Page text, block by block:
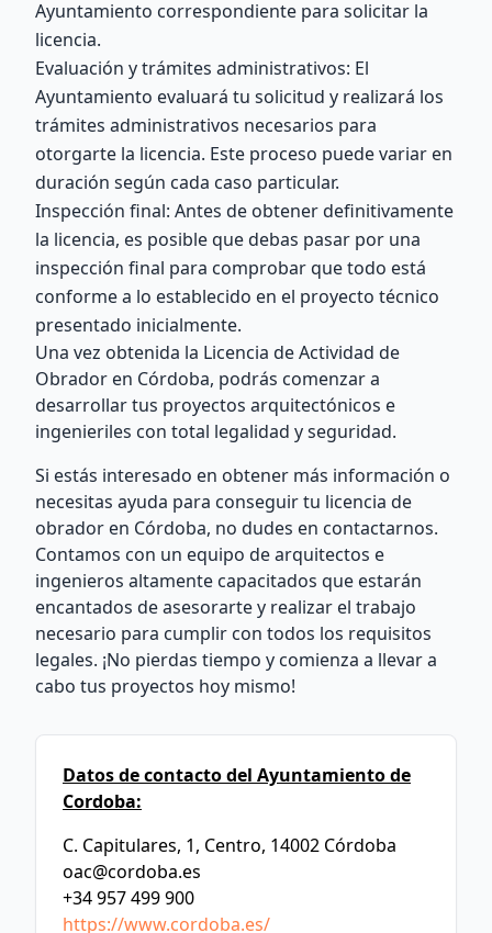
Ayuntamiento correspondiente para solicitar la
licencia.
Evaluación y trámites administrativos: El
Ayuntamiento evaluará tu solicitud y realizará los
trámites administrativos necesarios para
otorgarte la licencia. Este proceso puede variar en
duración según cada caso particular.
Inspección final: Antes de obtener definitivamente
la licencia, es posible que debas pasar por una
inspección final para comprobar que todo está
conforme a lo establecido en el proyecto técnico
presentado inicialmente.
Una vez obtenida la Licencia de Actividad de
Obrador en Córdoba, podrás comenzar a
desarrollar tus proyectos arquitectónicos e
ingenieriles con total legalidad y seguridad.
Si estás interesado en obtener más información o
necesitas ayuda para conseguir tu licencia de
obrador en Córdoba, no dudes en contactarnos.
Contamos con un equipo de arquitectos e
ingenieros altamente capacitados que estarán
encantados de asesorarte y realizar el trabajo
necesario para cumplir con todos los requisitos
legales. ¡No pierdas tiempo y comienza a llevar a
cabo tus proyectos hoy mismo!
Datos de contacto del Ayuntamiento de
Cordoba:
C. Capitulares, 1, Centro, 14002 Córdoba
oac@cordoba.es
+34 957 499 900
https://www.cordoba.es/